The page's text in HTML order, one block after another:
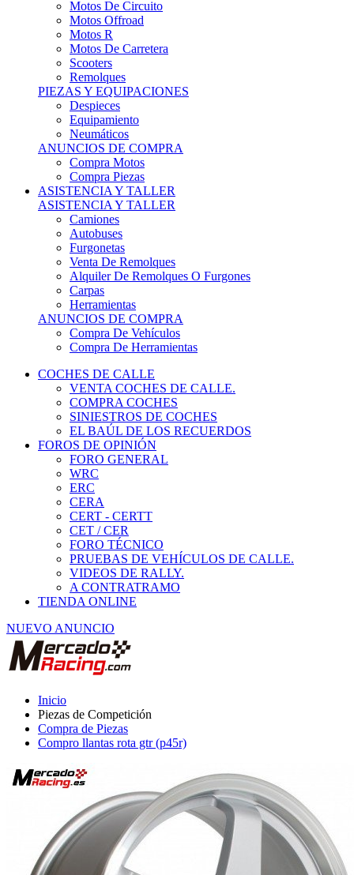
Motos R
Motos De Carretera
Scooters
Remolques
PIEZAS Y EQUIPACIONES
Despieces
Equipamiento
Neumáticos
ANUNCIOS DE COMPRA
Compra Motos
Compra Piezas
ASISTENCIA Y TALLER
ASISTENCIA Y TALLER
Camiones
Autobuses
Furgonetas
Venta De Remolques
Alquiler De Remolques O Furgones
Carpas
Herramientas
ANUNCIOS DE COMPRA
Compra De Vehículos
Compra De Herramientas
COCHES DE CALLE
VENTA COCHES DE CALLE.
COMPRA COCHES
SINIESTROS DE COCHES
EL BAÚL DE LOS RECUERDOS
FOROS DE OPINIÓN
FORO GENERAL
WRC
ERC
CERA
CERT - CERTT
CET / CER
FORO TÉCNICO
PRUEBAS DE VEHÍCULOS DE CALLE.
VIDEOS DE RALLY.
A CONTRATRAMO
TIENDA ONLINE
NUEVO ANUNCIO
Piezas de Competición
Compra de Piezas
Compro llantas rota gtr (p45r)